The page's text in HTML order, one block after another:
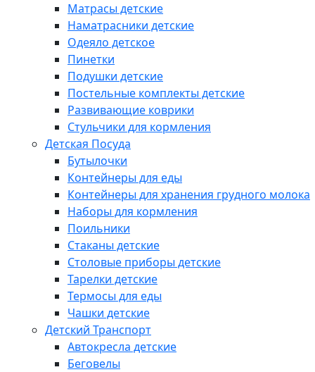
Матрасы детские
Наматрасники детские
Одеяло детское
Пинетки
Подушки детские
Постельные комплекты детские
Развивающие коврики
Стульчики для кормления
Детская Посуда
Бутылочки
Контейнеры для еды
Контейнеры для хранения грудного молока
Наборы для кормления
Поильники
Стаканы детские
Столовые приборы детские
Тарелки детские
Термосы для еды
Чашки детские
Детский Транспорт
Автокресла детские
Беговелы